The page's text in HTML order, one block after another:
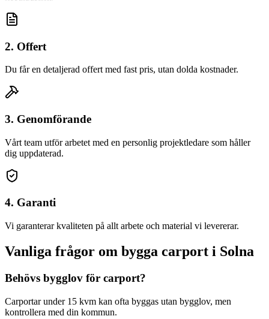
2. Offert
Du får en detaljerad offert med fast pris, utan dolda kostnader.
3. Genomförande
Vårt team utför arbetet med en personlig projektledare som håller
dig uppdaterad.
4. Garanti
Vi garanterar kvaliteten på allt arbete och material vi levererar.
Vanliga frågor om bygga carport i Solna
Behövs bygglov för carport?
Carportar under 15 kvm kan ofta byggas utan bygglov, men
kontrollera med din kommun.